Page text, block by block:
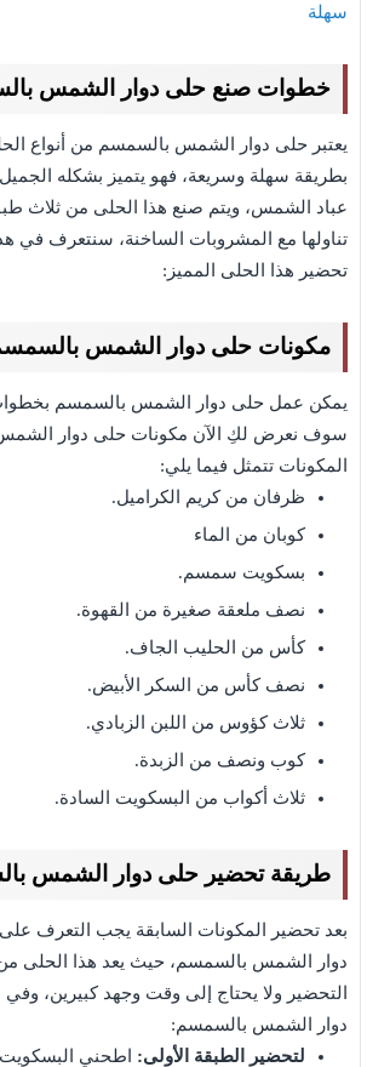
سهلة
خطوات صنع حلى دوار الشمس
يعتبر حلى دوار الشمس بالسمسم من أنواع
بطريقة سهلة وسريعة، فهو يتميز بشكله
عباد الشمس، ويتم صنع هذا الحلى من ثلاث
تناولها مع المشروبات الساخنة، سنتعرف في
تحضير هذا الحلى المميز:
مكونات حلى دوار الشمس
يمكن عمل حلى دوار الشمس بالسمسم
سوف نعرض لكِ الآن مكونات حلى دوار
المكونات تتمثل فيما يلي:
ظرفان من كريم الكراميل.
كوبان من الماء
بسكويت سمسم.
نصف ملعقة صغيرة من القهوة.
كأس من الحليب الجاف.
نصف كأس من السكر الأبيض.
ثلاث كؤوس من اللبن الزبادي.
كوب ونصف من الزبدة.
ثلاث أكواب من البسكويت السادة.
طريقة تحضير حلى دوار الشمس
بعد تحضير المكونات السابقة يجب التعرف
دوار الشمس بالسمسم، حيث يعد هذا الحلى
التحضير ولا يحتاج إلى وقت وجهد كبيرين،
دوار الشمس بالسمسم:
لتحضير الطبقة الأولى: اطحني